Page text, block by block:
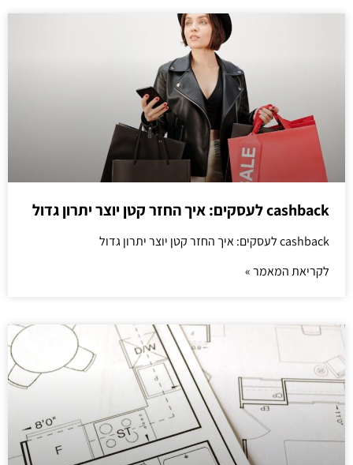
cashback לעסקים: איך החזר קטן יוצר יתרון גדול
cashback לעסקים: איך החזר קטן יוצר יתרון גדול
לקריאת המאמר »